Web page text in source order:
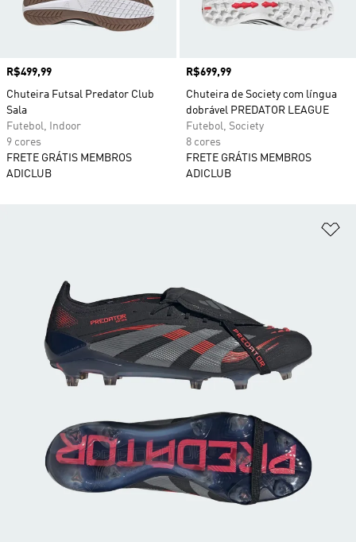
Preço
R$499,99
Chuteira Futsal Predator Club
Sala
Futebol, Indoor
9 cores
FRETE GRÁTIS MEMBROS
ADICLUB
Preço
R$699,99
Chuteira de Society com língua
dobrável PREDATOR LEAGUE
Futebol, Society
8 cores
FRETE GRÁTIS MEMBROS
ADICLUB